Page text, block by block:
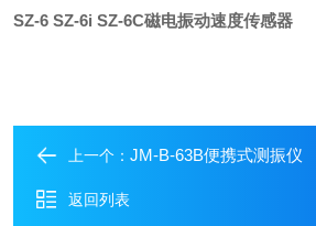
SZ-6 SZ-6i SZ-6C磁电振动速度传感器
上一个： JM-B-63B便携式测振仪
返回列表